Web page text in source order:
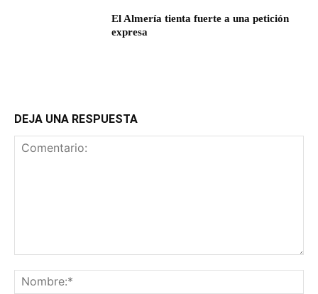
El Almería tienta fuerte a una petición
expresa
DEJA UNA RESPUESTA